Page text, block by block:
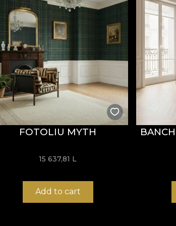
o bună rezistență la uzură, având 60.000
și prin conformitatea la testul de
REACH
redusă, fără înălbire, fără
FOTOLIU MYTH
15 637,81 L
Add to cart